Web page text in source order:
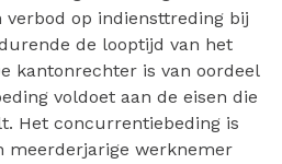
verbod op indiensttreding bij
de looptijd van het
kantonrechter is van oordeel
voldoet aan de eisen die
Het concurrentiebeding is
meerderjarige werknemer